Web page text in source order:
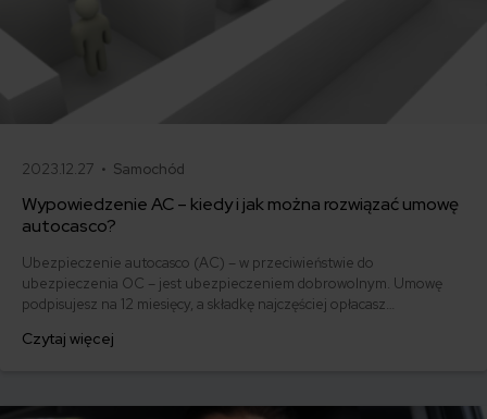
2023.12.27 • Samochód
Wypowiedzenie AC – kiedy i jak można rozwiązać umowę
autocasco?
Ubezpieczenie autocasco (AC) – w przeciwieństwie do
ubezpieczenia OC – jest ubezpieczeniem dobrowolnym. Umowę
podpisujesz na 12 miesięcy, a składkę najczęściej opłacasz
ofertę lub zdecydowałeś się sprzedać samochód w trakcie trwania
Czytaj więcej